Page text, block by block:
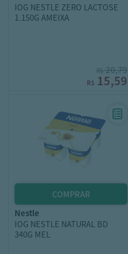
IOG NESTLE ZERO LACTOSE
1.150G AMEIXA
R$20,79
R$ 15,59
nestle
IOG NESTLE NATURAL BD
340G MEL